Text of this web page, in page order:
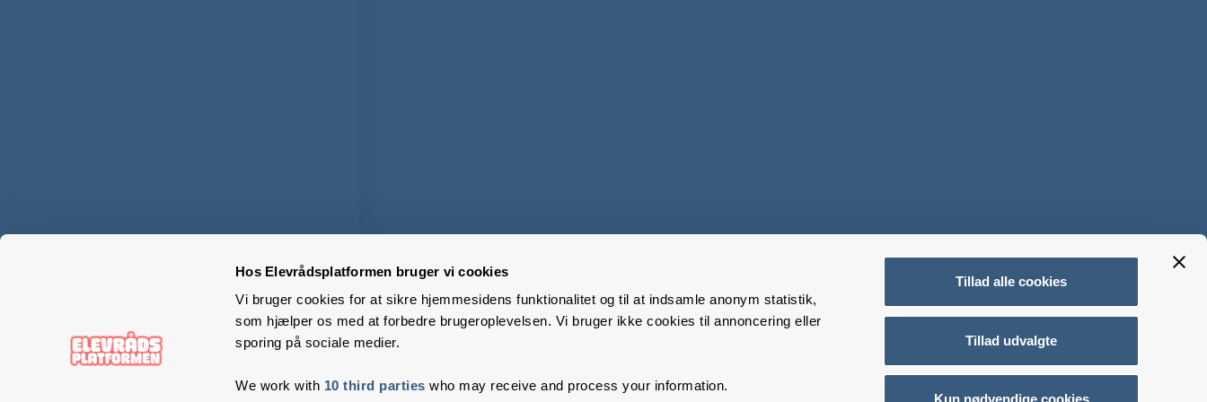
Hos Elevrådsplatformen bruger vi cookies
Vi bruger cookies for at sikre hjemmesidens funktionalitet og til at indsamle anonym statistik,
som hjælper os med at forbedre brugeroplevelsen. Vi bruger ikke cookies til annoncering eller
sporing på sociale medier.
We work with 10 third parties who may receive and process your information.
Tillad alle cookies
Tillad udvalgte
Kun nødvendige cookies